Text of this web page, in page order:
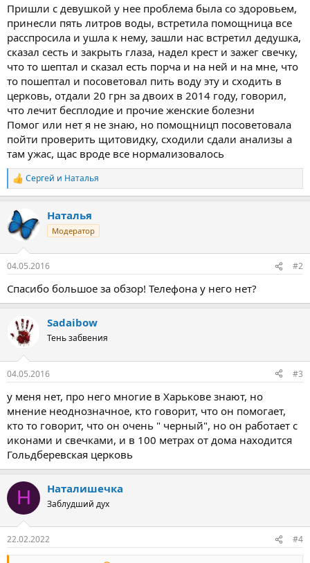
Пришли с девушкой у нее проблема была со здоровьем,
принесли пять литров воды, встретила помощница все
расспросила и ушла к нему, зашли нас встретил дедушка,
сказал сесть и закрыть глаза, надел крест и зажег свечку,
что то шептал и сказал есть порча и на ней и на мне, что
то пошептал и посоветовал пить воду эту и сходить в
церковь, отдали 20 грн за двоих в 2014 году, говорил,
что лечит бесплодие и прочие женские болезни
Помог или нет я не знаю, но помощницп посоветовала
пойти проверить щитовидку, сходили сдали анализы а
там ужас, щас вроде все нормализовалось
Р
е
к
ц
и
Сергей и Наталья
Наталья
Модератор
04.05.2016 #2
Спасибо большое за обзор! Телефона у него нет?
Sadaibow
Тень забвения
04.05.2016 #3
у меня нет, про него многие в Харькове знают, но
мнение неоднозначное, кто говорит, что он помогает,
кто то говорит, что он очень " черный", но он работает с
иконами и свечками, и в 100 метрах от дома находится
Гольдберевская церковь
Н Наталишечка
Заблудший дух
22.02.2022 #4